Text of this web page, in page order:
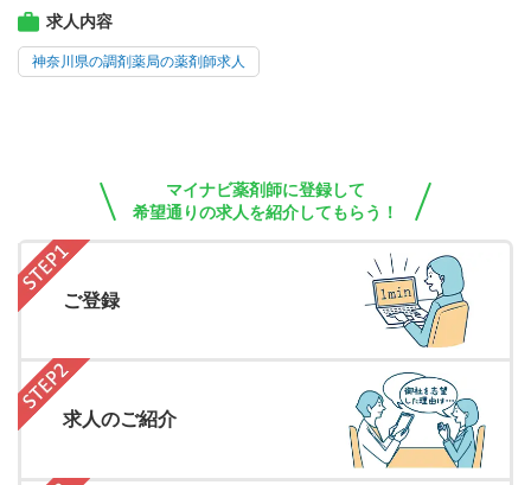
求人内容
神奈川県の調剤薬局の薬剤師求人
マイナビ薬剤師に登録して
希望通りの求人を紹介してもらう！
ご登録
求人のご紹介